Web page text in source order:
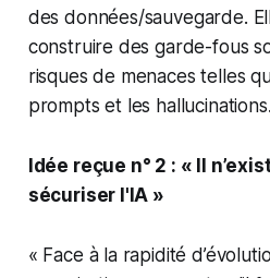
des données/sauvegarde.
construire des garde-fous
risques de menaces telles
prompts et les
Idée reçue n° 2 : « Il
sécuriser l'IA »
« Face à la rapidité